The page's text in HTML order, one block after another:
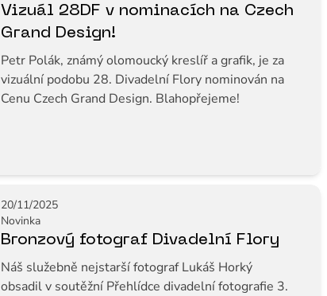
Vizuál 28DF v nominacích na Czech
Grand Design!
Petr Polák, známý olomoucký kreslíř a grafik, je za
vizuální podobu 28. Divadelní Flory nominován na
Cenu Czech Grand Design. Blahopřejeme!
20/11/2025
Novinka
Bronzový fotograf Divadelní Flory
Náš služebně nejstarší fotograf Lukáš Horký
obsadil v soutěžní Přehlídce divadelní fotografie 3.